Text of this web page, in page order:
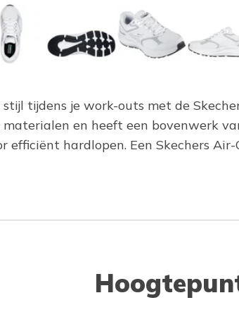
tijdens je work-outs met de
en heeft een bovenwerk
efficiënt hardlopen. Een Skechers